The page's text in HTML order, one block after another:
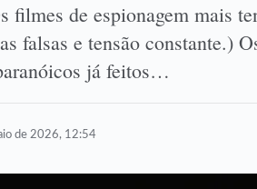
filmes de espionagem mais
falsas e tensão constante.)
já feitos…
de 2026, 12:54